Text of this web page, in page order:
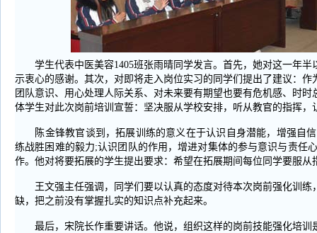
学生代表中医美容1405班张雨晴同学发言。首先，她对这一年半
示衷心的感谢。其次，对即将走入岗位实习的同学们提出了建议：
团队意识、用心处理人际关系、对未来要有期望也要有危机感、时
体学生对此次岗前培训宣誓：坚决服从学校安排，听从教官的指挥，
陈金锋教官谈到，拓展训练的意义在于认识自身潜能，增强自信
练战胜困难的毅力;认识团队的作用，增进对集体的参与意识与责任
作。他对将要拓展的学生提出要求：希望在拓展期间每位同学要服
王文强主任强调，同学们要以认真的态度对待本次岗前强化训练
缺，把之前没有掌握扎实的知识点补充起来。
最后，宋院长作重要讲话。他说，组织这样的岗前技能强化培训